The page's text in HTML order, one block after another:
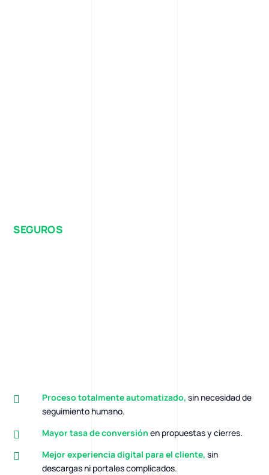
SEGUROS
Proceso totalmente automatizado, sin necesidad de
seguimiento humano.
Mayor tasa de conversión en propuestas y cierres.
Mejor experiencia digital para el cliente, sin
descargas ni portales complicados.